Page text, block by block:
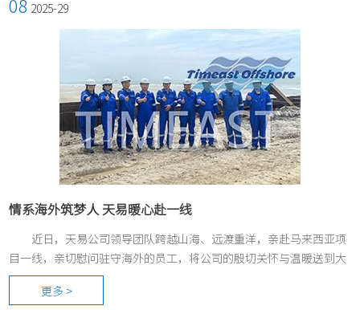
2025-29
情系海外筑梦人 天易暖心赴一线
近日，天易公司领导团队跨越山海、远渡重洋，亲赴马来西亚项
目一线，亲切慰问驻守海外的员工，将公司的殷切关怀与温暖送到大
家身边。
更多 >